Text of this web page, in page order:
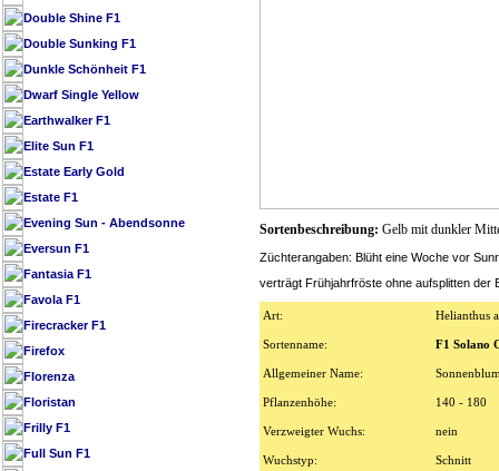
Double Shine F1
Double Sunking F1
Dunkle Schönheit F1
Dwarf Single Yellow
Earthwalker F1
Elite Sun F1
Estate Early Gold
Estate F1
Evening Sun - Abendsonne
Eversun F1
Fantasia F1
Favola F1
Firecracker F1
Firefox
Florenza
Floristan
Frilly F1
Full Sun F1
Sortenbeschreibung: Gelb mit dunkler
Züchterangaben: Blüht eine Woche vor
verträgt Frühjahrfröste ohne aufsplitten der
Art: Helianthus
Sortenname: F1 Solano
Allgemeiner Name:
Pflanzenhöhe: 140 - 180
Verzweigter Wuchs: nein
Wuchstyp: Schnitt